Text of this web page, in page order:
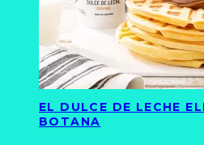
EL DULCE DE LECHE
BOTANA